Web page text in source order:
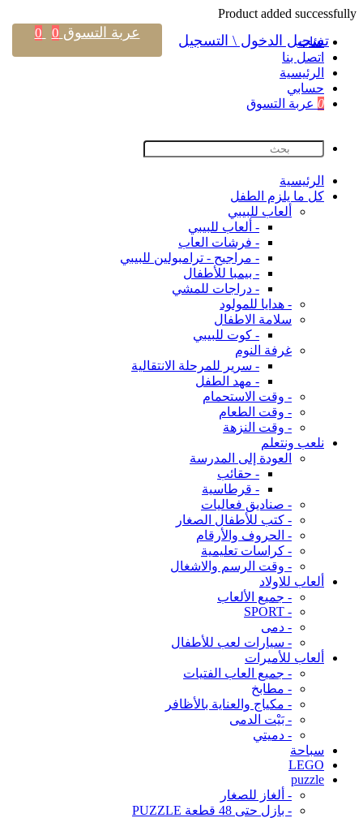
Product added successfully
فئات
اتصل بنا
اﻟﺮﺋﻴﺴﻴﺔ
حسابي
0 عربة التسوق
اﻟﺮﺋﻴﺴﻴﺔ
كل ما يلزم الطفل
ألعاب للبيبي
- ألعاب للبيبي
- فرشات العاب
- مراجيح - ترامبولين للبيبي
- بيمبا للأطفال
- دراجات للمشي
- هدايا للمولود
سلامة الاطفال
- كوت للبيبي
غرفة النوم
- سرير للمرحلة الانتقالية
- مهد الطفل
- وقت الاستحمام
- وقت الطعام
- وقت النزهة
نلعب ونتعلم
العودة إلى المدرسة
- حقائب
- قرطاسية
- صناديق فعاليات
- كتب للأطفال الصغار
- الحروف والأرقام
- كراسات تعليمية
- وقت الرسم والاشغال
ألعاب للاولاد
- جميع الألعاب
- SPORT
- دمى
- سيارات لعب للأطفال
ألعاب للأميرات
- جميع العاب الفتيات
- مطابخ
- مكياج والعناية بالأظافر
- بَيْت الدمى
- دميتي
سباحة
LEGO
puzzle
- ألغاز للصغار
- بازل حتى 48 قطعة PUZZLE
تسجيل الدخول \ التسجيل عربة التسوق 0
0